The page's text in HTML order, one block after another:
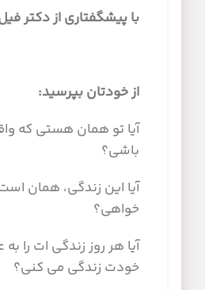
با پیشگفتاری از دکتر
از خودتان بپرسید:
آیا تو همان هستی که
باشی؟
آیا این زندگی، همان
خواهی؟
آیا هر روز زندگی ات را
خودت زندگی می کنی؟